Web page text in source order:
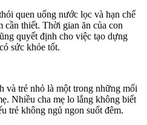
quen uống nước lọc và hạn chế
cần thiết. Thời gian ăn của con
quyết định cho việc tạo dựng
sức khỏe tốt.
và trẻ nhỏ là một trong những mối
Nhiều cha mẹ lo lắng không biết
trẻ không ngủ ngon suốt đêm.